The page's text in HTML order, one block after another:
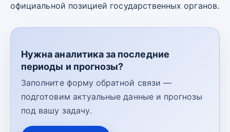
официальной позицией государственных органов.
Нужна аналитика за последние
периоды и прогнозы?
Заполните форму обратной связи —
подготовим актуальные данные и прогнозы
под вашу задачу.